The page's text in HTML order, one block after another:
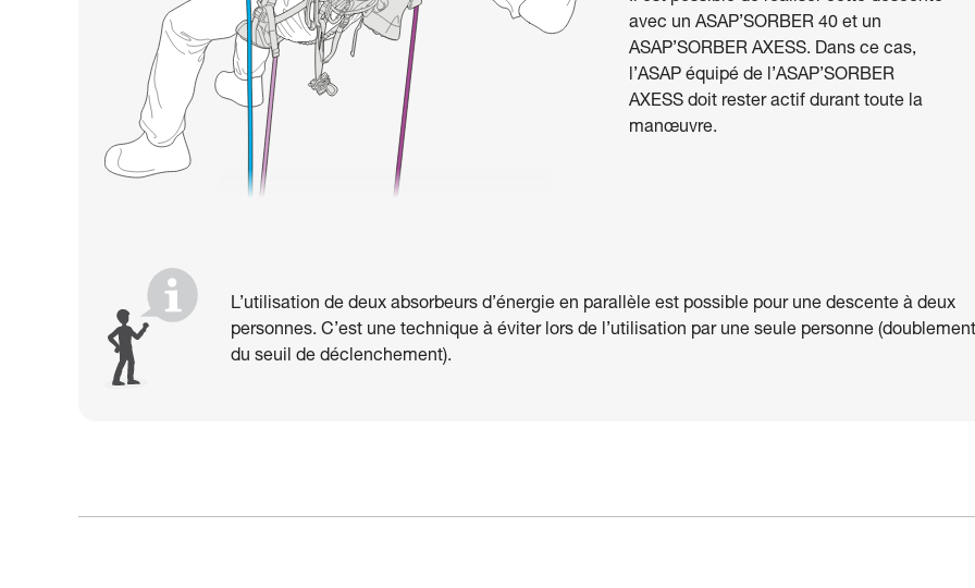
avec un ASAP’SORBER 40 et un
ASAP’SORBER AXESS. Dans ce cas,
l’ASAP équipé de l’ASAP’SORBER
AXESS doit rester actif durant toute la
manœuvre.
L’utilisation de deux absorbeurs d’énergie en parallèle est possible pour une descente à deux
personnes. C’est une technique à éviter lors de l’utilisation par une seule personne (doublement
du seuil de déclenchement).